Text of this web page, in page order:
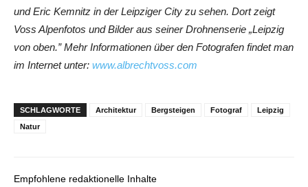
und Eric Kemnitz in der Leipziger City zu sehen. Dort zeigt
Voss Alpenfotos und Bilder aus seiner Drohnenserie „Leipzig
von oben.” Mehr Informationen über den Fotografen findet man
im Internet unter: www.albrechtvoss.com
SCHLAGWORTE Architektur Bergsteigen Fotograf
Leipzig
Natur
Empfohlene redaktionelle Inhalte